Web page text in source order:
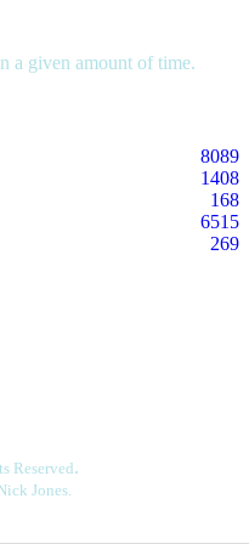
a given amount of time.
8089
1408
168
6515
269
Reserved.
Jones.